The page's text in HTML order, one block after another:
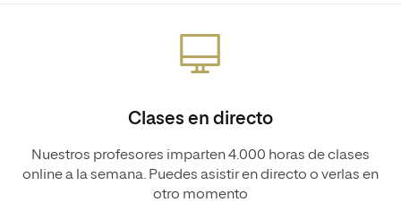
Clases en directo
Nuestros profesores imparten 4.000 horas de clases
online a la semana. Puedes asistir en directo o verlas en
otro momento